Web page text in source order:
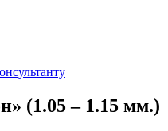
(1.05 – 1.15 мм.)